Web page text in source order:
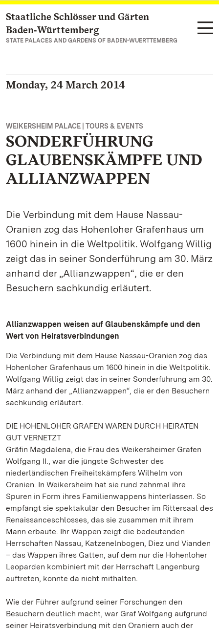
Navigate to main page
Staatliche Schlösser und Gärten
Baden‑Württemberg
STATE PALACES AND GARDENS OF BADEN-WUERTTEMBERG
Monday, 24 March 2014
WEIKERSHEIM PALACE | TOURS & EVENTS
SONDERFÜHRUNG
GLAUBENSKÄMPFE UND
ALLIANZWAPPEN
Die Verbindung mit dem Hause Nassau-
Oranien zog das Hohenloher Grafenhaus um
1600 hinein in die Weltpolitik. Wolfgang Willig
zeigt das in seiner Sonderführung am 30. März
anhand der „Allianzwappen“, die er den
Besuchern sachkundig erläutert.
Allianzwappen weisen auf Glaubenskämpfe und den
Wert von Heiratsverbindungen
Die Verbindung mit dem Hause Nassau-Oranien zog das
Hohenloher Grafenhaus um 1600 hinein in die Weltpolitik.
Wolfgang Willig zeigt das in seiner Sonderführung am 30.
März anhand der „Allianzwappen“, die er den Besuchern
sachkundig erläutert.
DIE HOHENLOHER GRAFEN WAREN DURCH HEIRATEN
GUT VERNETZT
Gräfin Magdalena, die Frau des Weikersheimer Grafen
Wolfgang II., war die jüngste Schwester des
niederländischen Freiheitskämpfers Wilhelm von
Oranien. In Weikersheim hat sie rund zehnmal ihre
Spuren in Form ihres Familienwappens hinterlassen. So
empfängt sie spektakulär den Besucher im Rittersaal des
Renaissanceschlosses, das sie zusammen mit ihrem
Mann erbaute. Ihr Wappen zeigt die bedeutenden
Herrschaften Nassau, Katzenelnbogen, Diez und Vianden
– das Wappen ihres Gatten, auf dem nur die Hohenloher
Leoparden kombiniert mit der Herrschaft Langenburg
auftreten, konnte da nicht mithalten.
Wie der Führer aufgrund seiner Forschungen den
Besuchern deutlich macht, war Graf Wolfgang aufgrund
seiner Heiratsverbindung mit den Oraniern auch der